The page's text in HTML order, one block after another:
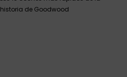
historia de Goodwood